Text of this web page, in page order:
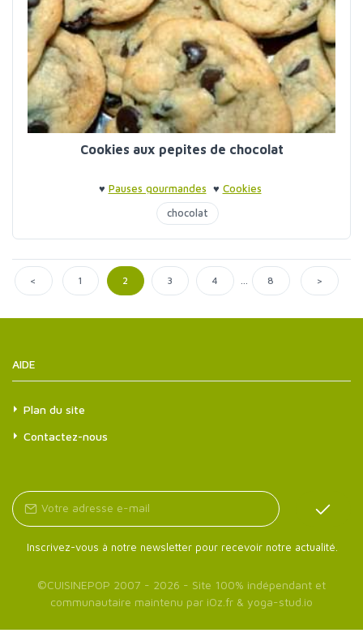
Cookies aux pepites de chocolat
♥ Pauses gourmandes ♥ Cookies
chocolat
< 1 2 3 4 8 >
AIDE
Plan du site
Contactez-nous
Inscrivez-vous à notre newsletter pour recevoir notre actualité.
©CUISINEPOP 2007 - 2026 - Site 100% indépendant et
communautaire maintenu par iOz.fr & yoga-stud.io